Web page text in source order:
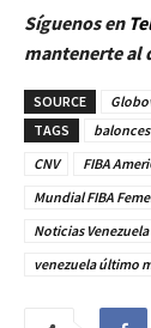
Síguenos en
mantenerte al
SOURCE
TAGS
CNV
FIBA
Mundial FIBA
Noticias Venezuela
venezuela último